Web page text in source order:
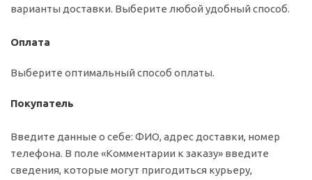
варианты доставки. Выберите любой удобный способ.
Оплата
Выберите оптимальный способ оплаты.
Покупатель
Введите данные о себе: ФИО, адрес доставки, номер
телефона. В поле «Комментарии к заказу» введите
сведения, которые могут пригодиться курьеру,